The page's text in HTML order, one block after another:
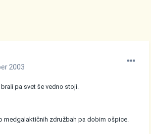
2003
pa svet še vedno stoji.
medgalaktičnih združbah pa dobim ošpice.